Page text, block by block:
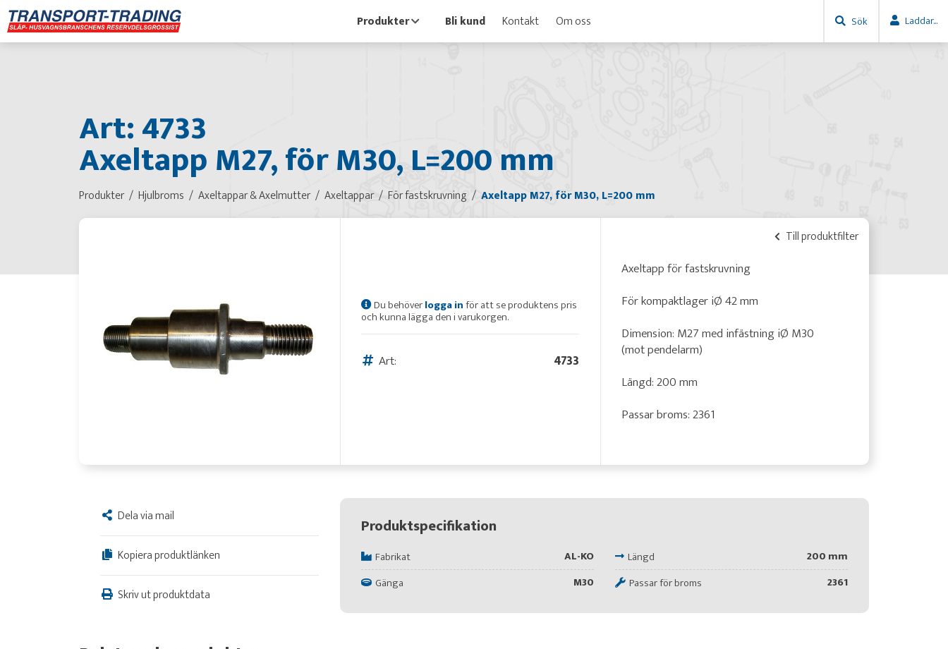
Produkter Bli kund Kontakt Om oss Sök Laddar...
Art: 4733
Axeltapp M27, för M30, L=200 mm
Produkter Hjulbroms Axeltappar & Axelmutter Axeltappar För fastskruvning Axeltapp M27, för M30, L=200 mm
Till produktfilter
Du behöverlogga inför att se produktens pris
och kunna lägga den i varukorgen.
Art: 4733
Axeltapp för fastskruvning
För kompaktlager iØ 42 mm
Dimension: M27 med infästning iØ M30
(mot pendelarm)
Längd: 200 mm
Passar broms: 2361
Dela via mail
Kopiera produktlänken
Skriv ut produktdata
Produktspecifikation
Fabrikat AL-KO Längd
200 mm
Gänga
M30 Passar för broms 2361